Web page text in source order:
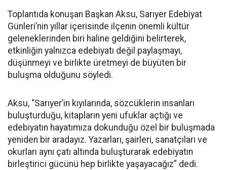
Toplantıda konuşan Başkan Aksu, Sarıyer Edebiyat
Günleri’nin yıllar içerisinde ilçenin önemli kültür
geleneklerinden biri haline geldiğini belirterek,
etkinliğin yalnızca edebiyatı değil paylaşmayı,
düşünmeyi ve birlikte üretmeyi de büyüten bir
buluşma olduğunu söyledi.
Aksu, “Sarıyer’in kıyılarında, sözcüklerin insanları
buluşturduğu, kitapların yeni ufuklar açtığı ve
edebiyatın hayatımıza dokunduğu özel bir buluşmada
yeniden bir aradayız. Yazarları, şairleri, sanatçıları ve
okurları aynı çatı altında buluşturarak edebiyatın
birleştirici gücünü hep birlikte yaşayacağız” dedi.